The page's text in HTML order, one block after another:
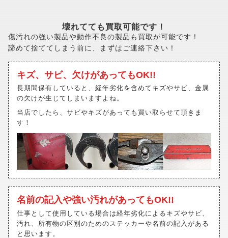
壊れてても買取可能です！
傷汚れの強い製品や動作不良の製品も買取が可能です！
諦めて捨ててしまう前に、まずはご連絡下さい！
キズ、サビ、欠けがあってもOK!!
長期間保有していると、経年劣化を含めてキズやサビ、金属
の欠けが生じてしまいますよね。
当店でしたら、サビやキズがあっても買い取らせて頂きま
す！
名前の記入や強い汚れがあってもOK!!
仕事として使用している場合は経年劣化によるキズやサビ、
汚れ、所有物の区別のためのステッカーや名前の記入がある
と思います。